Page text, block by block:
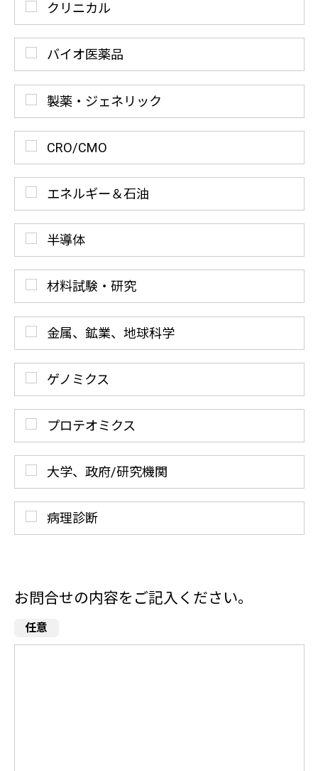
クリニカル
バイオ医薬品
製薬・ジェネリック
CRO/CMO
エネルギー＆石油
半導体
材料試験・研究
金属、鉱業、地球科学
ゲノミクス
プロテオミクス
大学、政府/研究機関
病理診断
お問合せの内容をご記入ください。